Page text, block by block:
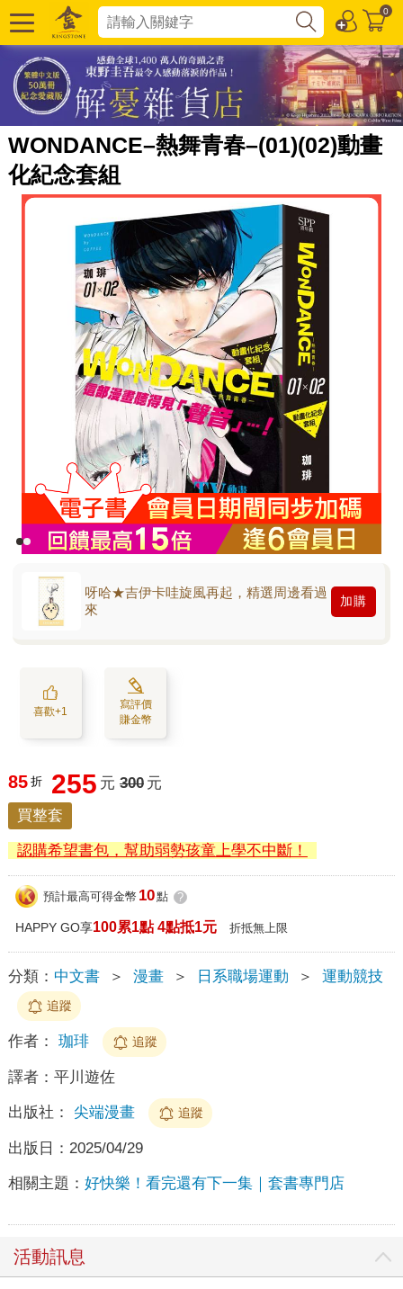
0
WONDANCE–熱舞青春–(01)(02)動畫
化紀念套組
呀哈★吉伊卡哇旋風再起，精選周邊看過
來
加購
喜歡+1
寫評價
賺金幣
85 折 255 元 300 元
買整套
認購希望書包，幫助弱勢孩童上學不中斷！
預計最高可得金幣 10點 ?
HAPPY GO享100累1點 4點抵1元 折抵無上限
分類： 中文書 ＞ 漫畫 ＞ 日系職場運動 ＞ 運動競技
追蹤
作者： 珈琲 追蹤
譯者： 平川遊佐
出版社： 尖端漫畫 追蹤
出版日： 2025/04/29
相關主題： 好快樂！看完還有下一集｜套書專門店
活動訊息